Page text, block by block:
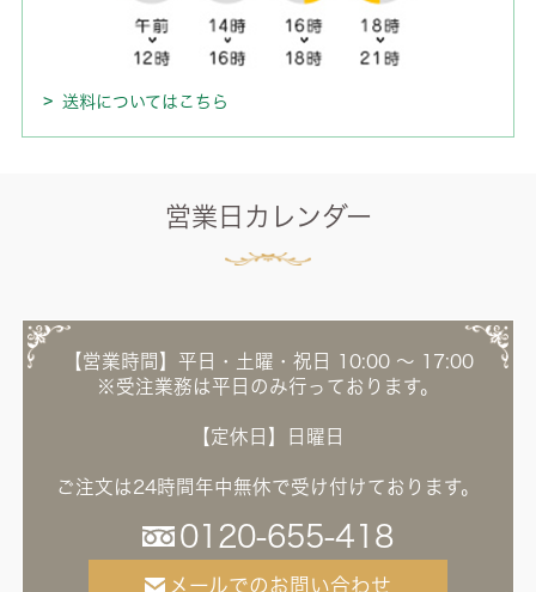
送料についてはこちら
営業日カレンダー
【営業時間】平日・土曜・祝日 10:00 ～ 17:00
※受注業務は平日のみ行っております。
【定休日】日曜日
ご注文は24時間年中無休で受け付けております。
0120-655-418
メールでのお問い合わせ